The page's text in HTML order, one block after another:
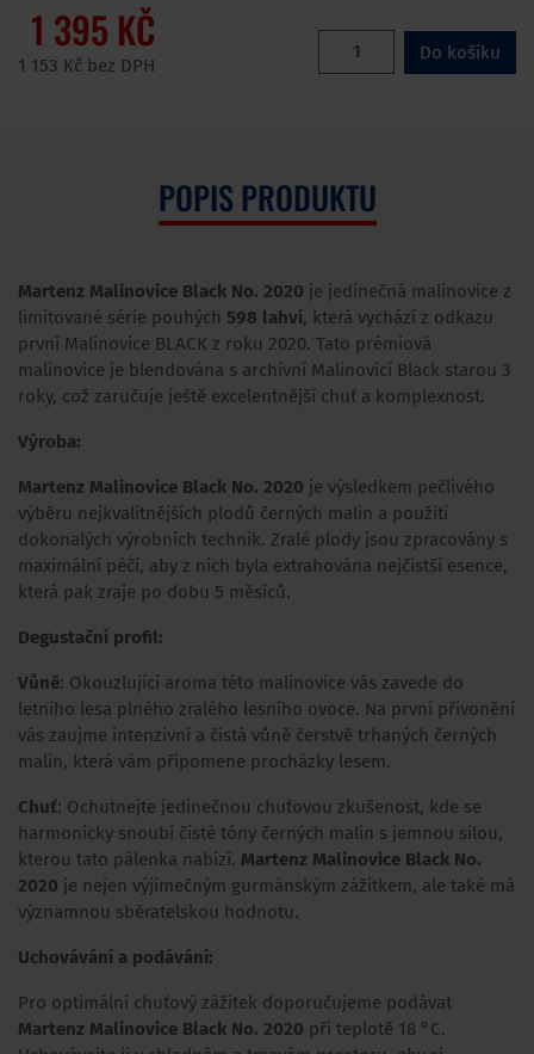
1 395 KČ
1 153 Kč bez DPH
Do košíku
POPIS PRODUKTU
Martenz Malinovice Black No. 2020 je jedinečná malinovice z
limitované série pouhých 598 lahví, která vychází z odkazu
první Malinovice BLACK z roku 2020. Tato prémiová
malinovice je blendována s archivní Malinovicí Black starou 3
roky, což zaručuje ještě excelentnější chuť a komplexnost.
Výroba:
Martenz Malinovice Black No. 2020 je výsledkem pečlivého
výběru nejkvalitnějších plodů černých malin a použití
dokonalých výrobních technik. Zralé plody jsou zpracovány s
maximální péčí, aby z nich byla extrahována nejčistší esence,
která pak zraje po dobu 5 měsíců.
Degustační profil:
Vůně: Okouzlující aroma této malinovice vás zavede do
letního lesa plného zralého lesního ovoce. Na první přivonění
vás zaujme intenzivní a čistá vůně čerstvě trhaných černých
malin, která vám připomene procházky lesem.
Chuť: Ochutnejte jedinečnou chuťovou zkušenost, kde se
harmonicky snoubí čisté tóny černých malin s jemnou silou,
kterou tato pálenka nabízí. Martenz Malinovice Black No.
2020 je nejen výjimečným gurmánským zážitkem, ale také má
významnou sběratelskou hodnotu.
Uchovávání a podávání:
Pro optimální chuťový zážitek doporučujeme podávat
Martenz Malinovice Black No. 2020 při teplotě 18 °C.